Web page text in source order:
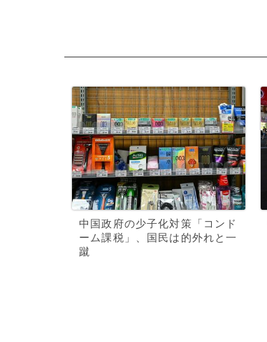
中国政府の少子化対策「コンド
ーム課税」、国民は的外れと一
蹴